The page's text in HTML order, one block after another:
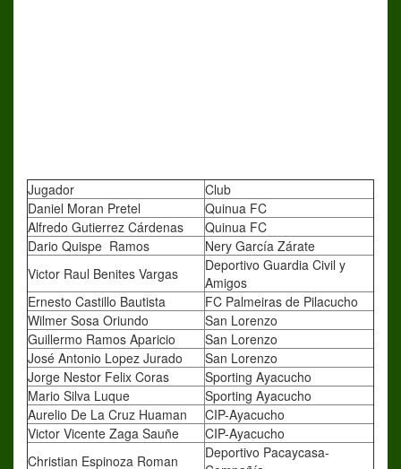
Jugador
Club
Daniel Moran Pretel
Quinua FC
Alfredo Gutierrez Cárdenas
Quinua FC
Dario Quispe Ramos
Nery García Zárate
Victor Raul Benites Vargas
Deportivo Guardia Civil y
Amigos
Ernesto Castillo Bautista
FC Palmeiras de Pilacucho
Wilmer Sosa Oriundo
San Lorenzo
Guillermo Ramos Aparicio
San Lorenzo
José Antonio Lopez Jurado
San Lorenzo
Jorge Nestor Felix Coras
Sporting Ayacucho
Mario Silva Luque
Sporting Ayacucho
Aurelio De La Cruz Huaman
CIP-Ayacucho
Victor Vicente Zaga Sauñe
CIP-Ayacucho
Christian Espinoza Roman
Deportivo Pacaycasa-